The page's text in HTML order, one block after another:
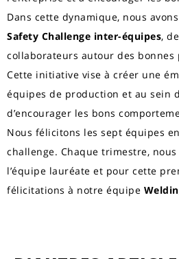
Dans cette dynamique, nous
Safety Challenge inter-équipes,
collaborateurs autour des bonnes
Cette initiative vise à créer une
équipes de production et au sein
d’encourager les bons
Nous félicitons les sept équipes
challenge. Chaque trimestre,
l’équipe lauréate et pour cette
félicitations à notre équipe